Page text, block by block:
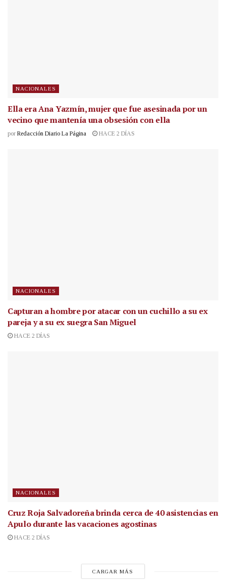
NACIONALES
Ella era Ana Yazmín, mujer que fue asesinada por un
vecino que mantenía una obsesión con ella
por Redacción Diario La Página HACE 2 DÍAS
NACIONALES
Capturan a hombre por atacar con un cuchillo a su ex
pareja y a su ex suegra San Miguel
HACE 2 DÍAS
NACIONALES
Cruz Roja Salvadoreña brinda cerca de 40 asistencias en
Apulo durante las vacaciones agostinas
HACE 2 DÍAS
CARGAR MÁS